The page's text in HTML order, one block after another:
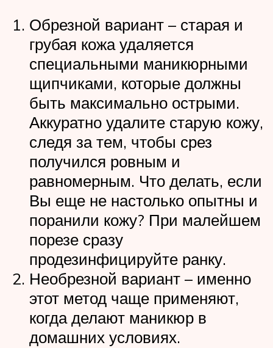
Обрезной вариант – старая и
грубая кожа удаляется
специальными маникюрными
щипчиками, которые должны
быть максимально острыми.
Аккуратно удалите старую кожу,
следя за тем, чтобы срез
получился ровным и
равномерным. Что делать, если
Вы еще не настолько опытны и
поранили кожу? При малейшем
порезе сразу
продезинфицируйте ранку.
Необрезной вариант – именно
этот метод чаще применяют,
когда делают маникюр в
домашних условиях.